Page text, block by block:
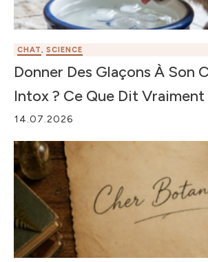
CHAT, SCIENCE
Donner Des Glaçons À Son
Intox ? Ce Que Dit
14.07.2026